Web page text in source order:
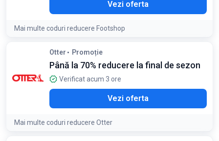
Vezi oferta
Mai multe coduri reducere Footshop
Otter Promoție
Până la 70% reducere la final de sezon
Verificat acum 3 ore
Vezi oferta
Mai multe coduri reducere Otter